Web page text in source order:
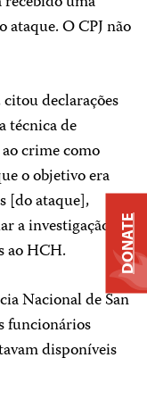
ataque. O CPJ não
declarações
técnica de
crime como
o objetivo era
[do ataque],
investigação”,
ao HCH.
Nacional de San
funcionários
disponíveis
DONATE